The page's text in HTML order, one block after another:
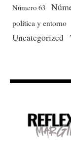
Número 63
política y entorno
Uncategorized